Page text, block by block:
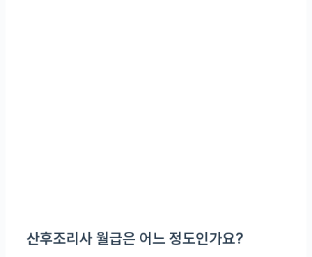
산후조리사 월급은 어느 정도인가요?